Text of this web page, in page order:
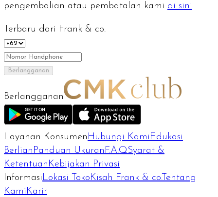
pengembalian atau pembatalan kami di sini.
Terbaru dari Frank & co.
Berlangganan
Berlangganan
Layanan Konsumen Hubungi Kami Edukasi
Berlian Panduan Ukuran F.A.QSyarat &
Ketentuan Kebijakan Privasi
Informasi Lokasi Toko Kisah Frank & co.Tentang
Kami Karir